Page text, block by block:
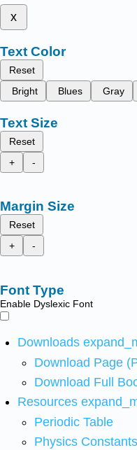
x
Text Color
Reset
Bright
Blues Gray
Text Size
Reset
+
-
Margin Size
Reset
+
-
Font Type
Enable Dyslexic Font
Downloads
Download Page
Download Full
Resources
Periodic Table
Physics Constants